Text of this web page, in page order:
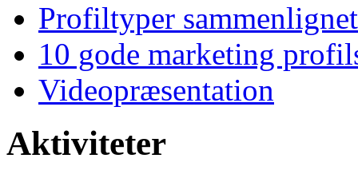
Profiltyper sammenlignet
10 gode marketing
Videopræsentation
Aktiviteter